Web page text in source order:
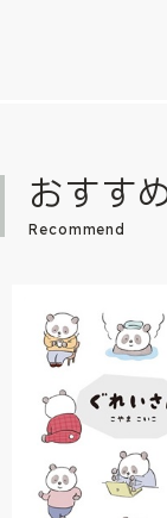
おすす
Recommend